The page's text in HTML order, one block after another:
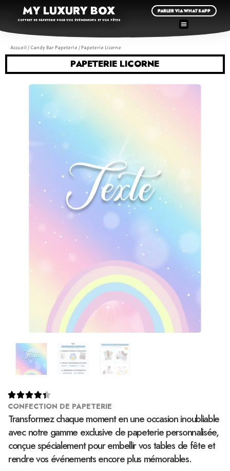
MY LUXURY BOX
COFFRET DE PAPETERIE POUR VOS ÉVÉNEMENTS ET VOS FÊTES
PARLER VIA WHATSAPP
Accueil / Candy Bar Papeterie / Papeterie Licorne
PAPETERIE LICORNE

CONFECTION DE PAPETERIE
Transformez chaque moment en une occasion inoubliable
avec notre gamme exclusive de papeterie personnalisée,
conçue spécialement pour embellir vos tables de fête et
rendre vos événements encore plus mémorables.